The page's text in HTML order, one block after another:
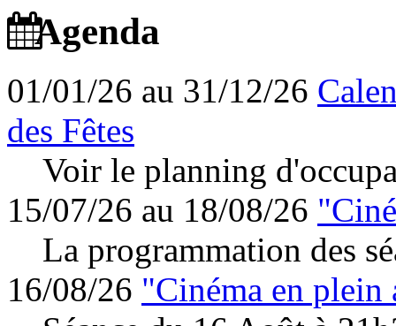
Agenda
01/01/26 au 31/12/26
des Fêtes
Voir le planning
15/07/26 au 18/08/26
La programmation des
16/08/26 "Cinéma en plein